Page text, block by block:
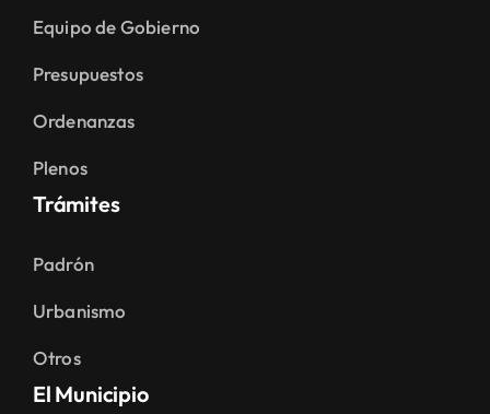
Presupuestos
Ordenanzas
Plenos
Padrón
Urbanismo
Otros
Casa de la cultura